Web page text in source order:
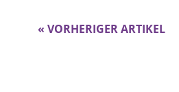
« VORHERIGER ARTIKEL